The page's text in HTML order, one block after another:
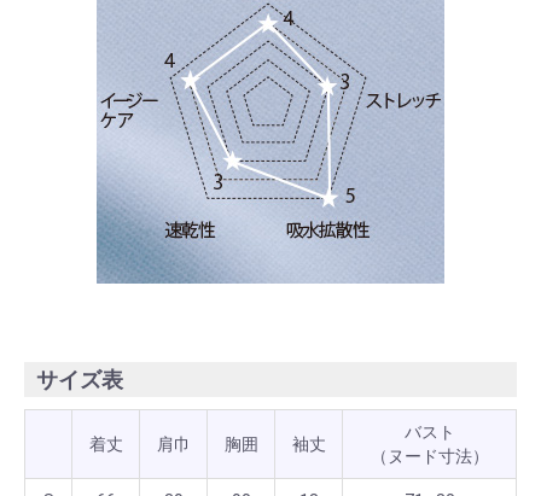
サイズ表
着丈 肩巾 胸囲 袖丈
バスト
（ヌード寸法）